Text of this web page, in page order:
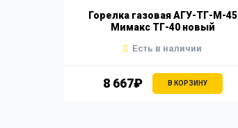
Горелка газовая АГУ-ТГ-М-45
Мимакс ТГ-40 новый
8 667₽ В КОРЗИНУ
Есть в наличии